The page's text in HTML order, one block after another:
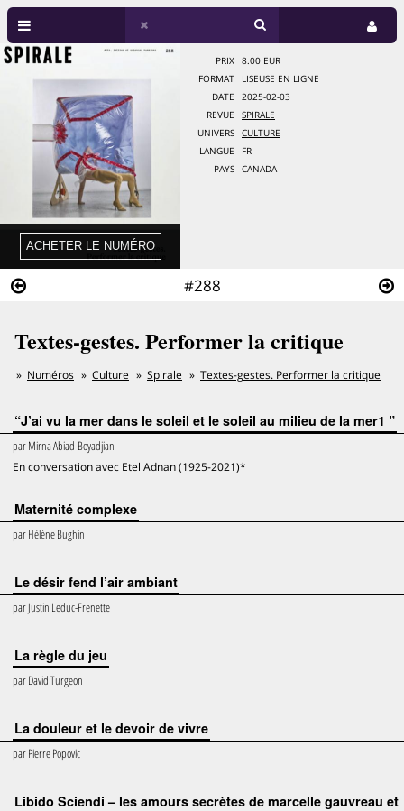
#288
PRIX
8.00 EUR
FORMAT
LISEUSE EN LIGNE
DATE
2025-02-03
REVUE
SPIRALE
UNIVERS
CULTURE
LANGUE
FR
PAYS
CANADA
Textes-gestes. Performer la critique
Numéros Culture Spirale Textes-gestes. Performer la critique
“J’ai vu la mer dans le soleil et le soleil au milieu de la mer1 ”
parMirna Abiad-Boyadjian
En conversation avec Etel Adnan (1925-2021)*
Maternité complexe
parHélène Bughin
Le désir fend l’air ambiant
parJustin Leduc-Frenette
La règle du jeu
parDavid Turgeon
La douleur et le devoir de vivre
parPierre Popovic
Libido Sciendi – les amours secrètes de marcelle gauvreau et